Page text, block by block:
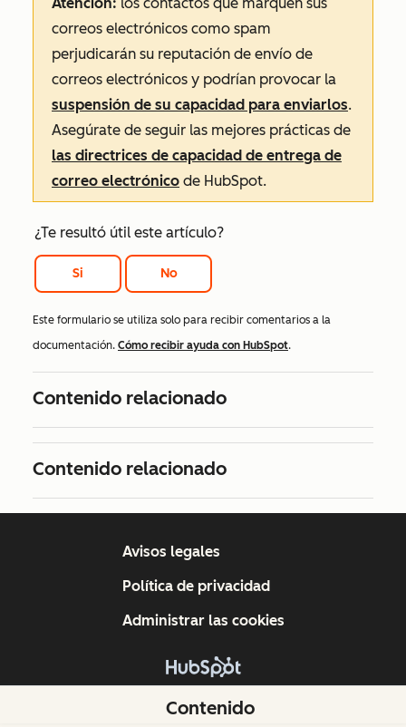
correos electrónicos como spam
perjudicarán su reputación de envío de
correos electrónicos y podrían provocar la
suspensión de su capacidad para enviarlos.
Asegúrate de seguir las mejores prácticas de
las directrices de capacidad de entrega de
correo electrónico de HubSpot.
¿Te resultó útil este artículo?
Si No
Este formulario se utiliza solo para recibir comentarios a la
documentación. Cómo recibir ayuda con HubSpot.
Contenido relacionado
Contenido relacionado
Contenido
Copyright © 2026 HubSpot, Inc.
Avisos legales
Política de privacidad
Administrar las cookies